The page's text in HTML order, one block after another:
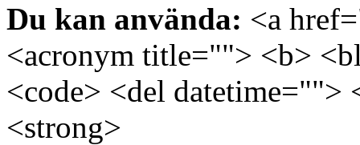
Du kan använda: <a
<acronym title=""> <b>
<code> <del
<strong>